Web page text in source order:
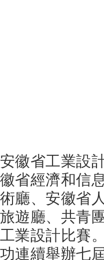
安徽省工業設
徽省經濟和信
術廳、安徽省
旅遊廳、共青
工業設計比賽
功連續舉辦七屆